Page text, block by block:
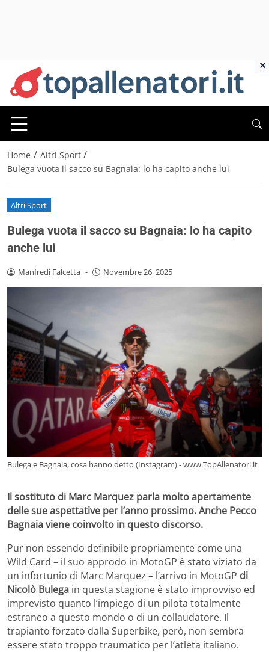
Home / Altri Sport /
Bulega vuota il sacco su Bagnaia: lo ha capito anche lui
Altri Sport
Bulega vuota il sacco su Bagnaia: lo ha capito
anche lui
Manfredi Falcetta - Novembre 26, 2025
Bulega e Bagnaia, cosa hanno detto (Instagram) - www.TopAllenatori.it
Il sostituto di Marc Marquez parla molto apertamente
delle sue aspettative per l’anno prossimo. Anche Pecco
Bagnaia viene coinvolto in questo discorso.
Pur non essendo definibile propriamente come una
Wild Card – il suo approdo in MotoGP è stato viziato da
un infortunio di Marc Marquez – l’arrivo in MotoGP di
Nicolò Bulega in questa stagione è stato improvviso ed
imprevisto quanto l’impiego di un pilota totalmente
estraneo a questo mondo o di un collaudatore. Il
trapianto forzato dalla Superbike, però, non sembra
essere stato troppo traumatico per l’atleta italiano.
×